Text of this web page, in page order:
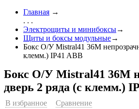
Главная →
. . .
Электрощиты и минибоксы→
Щиты и боксы модульные→
Бокс О/У Mistral41 36М
клемм.) IP41 ABB
Бокс О/У Mistral41 36М
дверь 2 ряда (с клемм.)
В избранное Сравнение